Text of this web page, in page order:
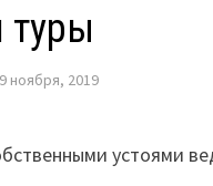
туры
ноября, 2019
устоями